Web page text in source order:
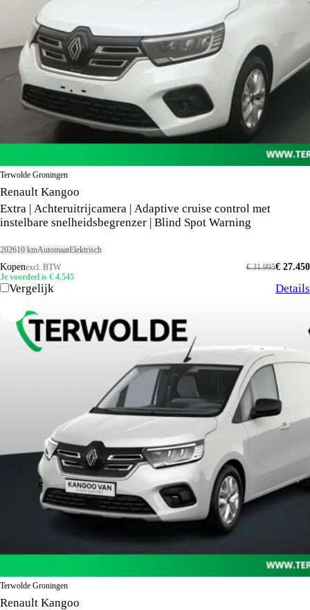
Terwolde Groningen
Renault Kangoo
Extra | Achteruitrijcamera | Adaptive cruise control met
instelbare snelheidsbegrenzer | Blind Spot Warning
202610 kmAutomaatElektrisch
Kopenexcl. BTW € 27.450
€ 31.995
Je voordeel is € 4.545
Vergelijk Details
Terwolde Groningen
Renault Kangoo